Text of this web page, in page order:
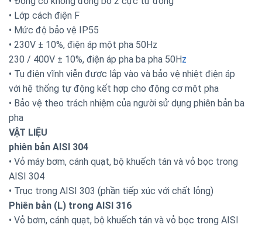
• Lớp cách điện F
• Mức độ bảo vệ IP55
• 230V ± 10%, điện áp một pha 50Hz
230 / 400V ± 10%, điện áp pha ba pha 50Hz
• Tụ điện vĩnh viễn được lắp vào và bảo vệ nhiệt điện áp
với hệ thống tự động kết hợp cho động cơ một pha
• Bảo vệ theo trách nhiệm của người sử dụng phiên bản ba
pha
VẬT LIỆU
phiên bản AISI 304
• Vỏ máy bơm, cánh quạt, bộ khuếch tán và vỏ bọc trong
AISI 304
• Trục trong AISI 303 (phần tiếp xúc với chất lỏng)
Phiên bản (L) trong AISI 316
• Vỏ bơm, cánh quạt, bộ khuếch tán và vỏ bọc trong AISI